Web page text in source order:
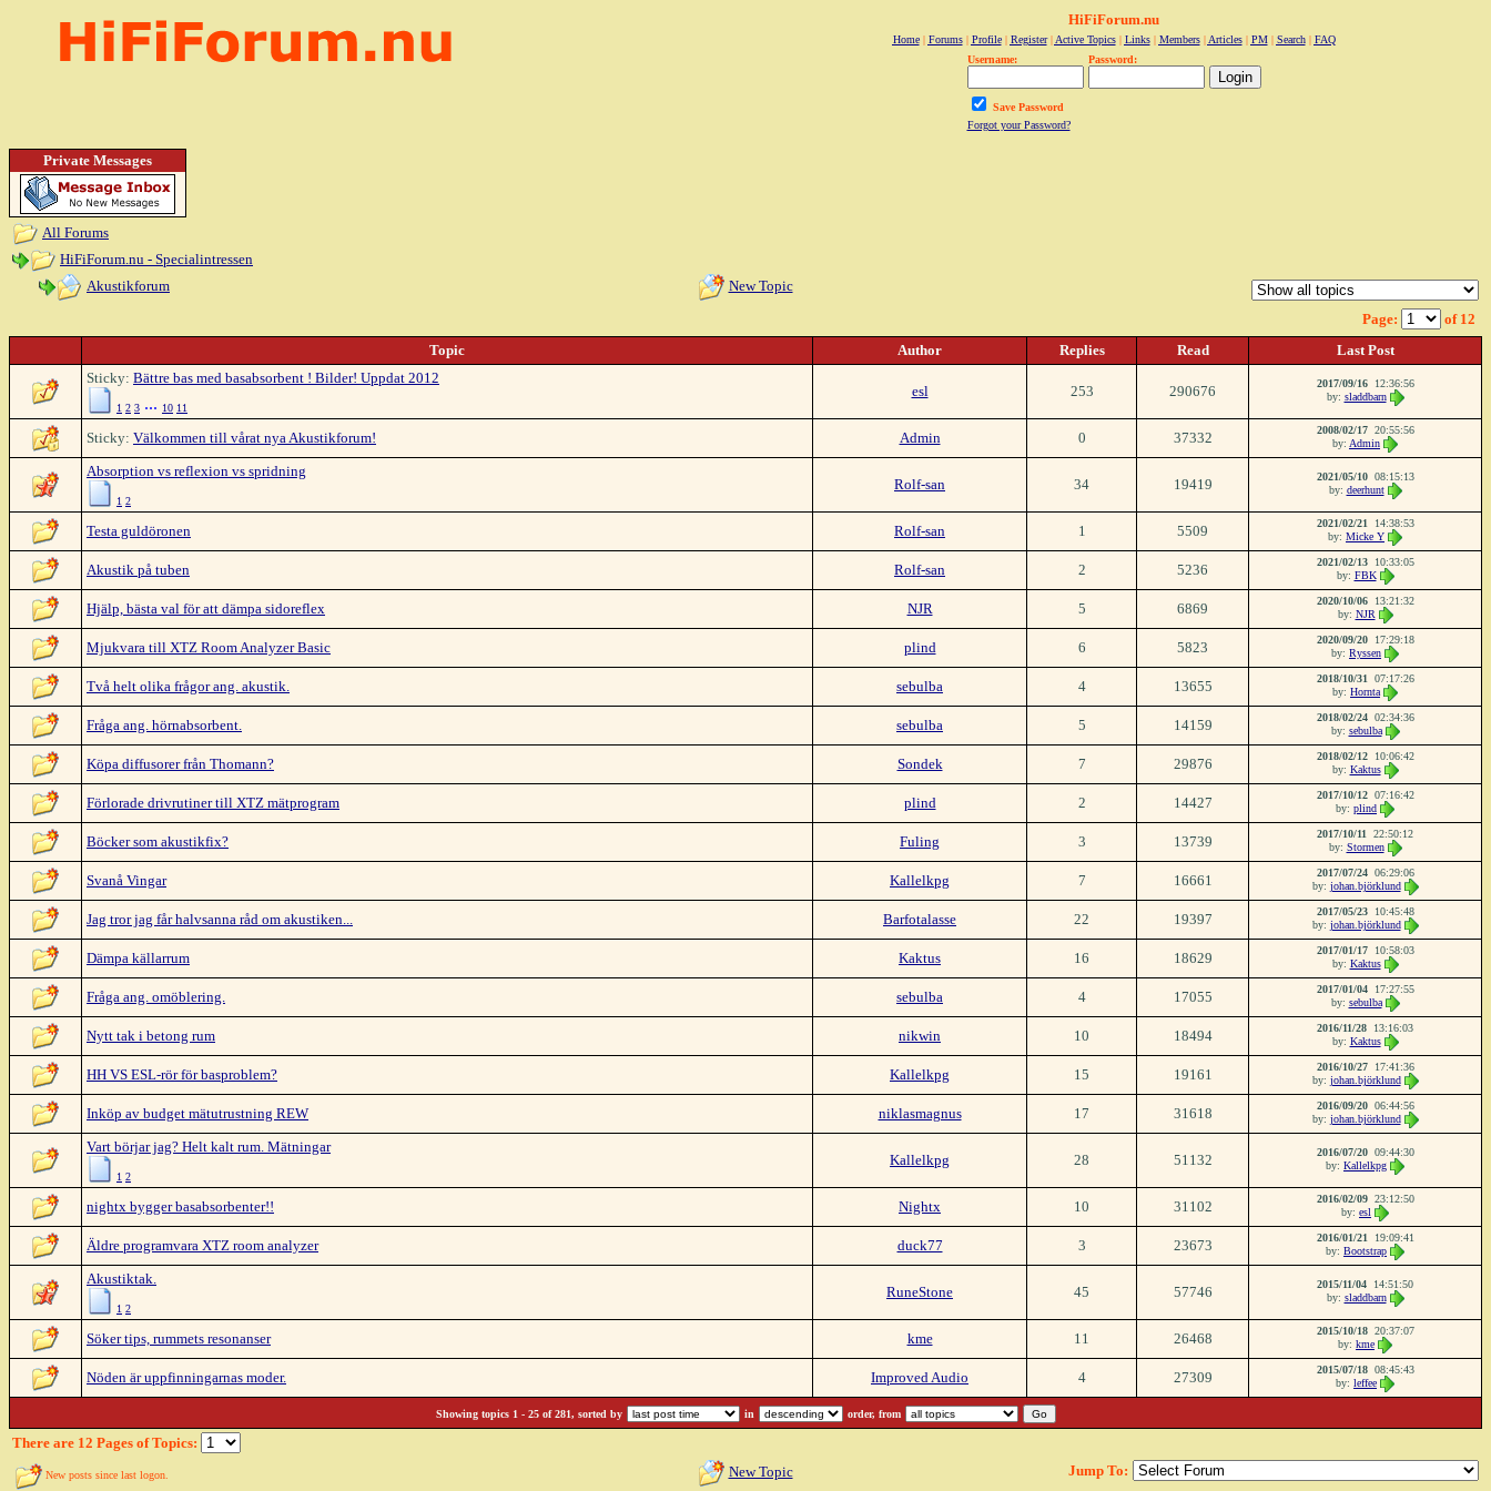
HiFiForum.nu
Home| Forums| Profile| Register| Active Topics| Links| Members| Articles| PM| Search| FAQ
Username:
Password:
Save Password
Forgot your Password?
Private Messages
All Forums
HiFiForum.nu - Specialintressen
Akustikforum
New Topic
Page:
of 12
Topic
Author Replies Read
Last Post
Sticky: Bättre bas med basabsorbent ! Bilder! Uppdat 2012
1 2 3 ... 10 11
esl 253 290676 2017/09/1612:36:56
by: sladdbarn
Sticky: Välkommen till vårat nya Akustikforum! Admin 0 37332 2008/02/1720:55:56
by: Admin
Absorption vs reflexion vs spridning
1 2
Rolf-san 34 19419 2021/05/1008:15:13
by: deerhunt
Testa guldöronen Rolf-san 1 5509 2021/02/21 14:38:53
by: Micke Y
Akustik på tuben Rolf-san 2 5236 2021/02/1310:33:05
by: FBK
Hjälp, bästa val för att dämpa sidoreflex NJR 5 6869 2020/10/0613:21:32
by: NJR
Mjukvara till XTZ Room Analyzer Basic plind 6 5823 2020/09/2017:29:18
by: Ryssen
Två helt olika frågor ang. akustik. sebulba 4 13655 2018/10/31 07:17:26
by: Hornta
Fråga ang. hörnabsorbent. sebulba 5 14159 2018/02/2402:34:36
by: sebulba
Köpa diffusorer från Thomann? Sondek 7 29876 2018/02/1210:06:42
by: Kaktus
Förlorade drivrutiner till XTZ mätprogram plind 2 14427 2017/10/1207:16:42
by: plind
Böcker som akustikfix? Fuling 3 13739 2017/10/11 22:50:12
by: Stormen
Svanå Vingar Kallelkpg 7 16661 2017/07/2406:29:06
by: johan.björklund
Jag tror jag får halvsanna råd om akustiken... Barfotalasse 22 19397 2017/05/2310:45:48
by: johan.björklund
Dämpa källarrum Kaktus 16 18629 2017/01/1710:58:03
by: Kaktus
Fråga ang. omöblering. sebulba 4 17055 2017/01/0417:27:55
by: sebulba
Nytt tak i betong rum nikwin 10 18494 2016/11/28 13:16:03
by: Kaktus
HH VS ESL-rör för basproblem? Kallelkpg 15 19161 2016/10/2717:41:36
by: johan.björklund
Inköp av budget mätutrustning REW niklasmagnus 17 31618 2016/09/2006:44:56
by: johan.björklund
Vart börjar jag? Helt kalt rum. Mätningar
1 2
Kallelkpg 28 51132 2016/07/2009:44:30
by: Kallelkpg
nightx bygger basabsorbenter!! Nightx 10 31102 2016/02/0923:12:50
by: esl
Äldre programvara XTZ room analyzer duck77 3 23673 2016/01/21 19:09:41
by: Bootstrap
Akustiktak.
1 2
RuneStone 45 57746 2015/11/04 14:51:50
by: sladdbarn
Söker tips, rummets resonanser kme 11 26468 2015/10/1820:37:07
by: kme
Nöden är uppfinningarnas moder. Improved Audio 4 27309 2015/07/1808:45:43
by: leffee
Showing topics 1 - 25 of 281, sorted by in order, from
There are 12 Pages of Topics:
New posts since last logon. New Topic Jump To: